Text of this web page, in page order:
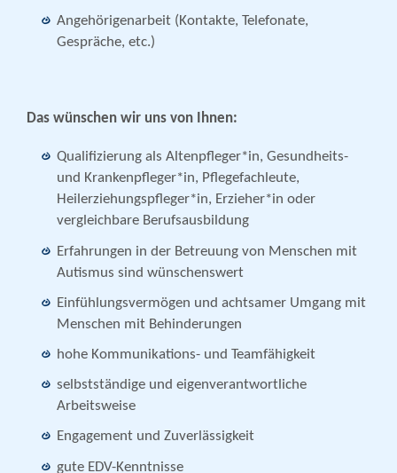
Angehörigenarbeit (Kontakte, Telefonate,
Gespräche, etc.)
Das wünschen wir uns von Ihnen:
Qualifizierung als Altenpfleger*in, Gesundheits-
und Krankenpfleger*in, Pflegefachleute,
Heilerziehungspfleger*in, Erzieher*in oder
vergleichbare Berufsausbildung
Erfahrungen in der Betreuung von Menschen mit
Autismus sind wünschenswert
Einfühlungsvermögen und achtsamer Umgang mit
Menschen mit Behinderungen
hohe Kommunikations- und Teamfähigkeit
selbstständige und eigenverantwortliche
Arbeitsweise
Engagement und Zuverlässigkeit
gute EDV-Kenntnisse